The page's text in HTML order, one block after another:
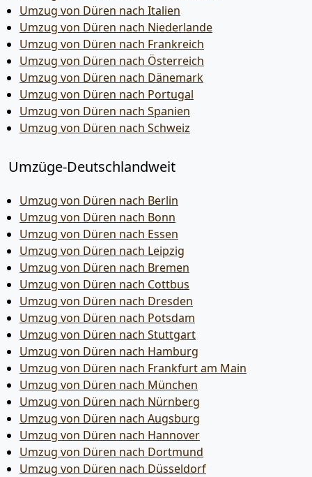
Umzug von Düren nach Italien
Umzug von Düren nach Niederlande
Umzug von Düren nach Frankreich
Umzug von Düren nach Österreich
Umzug von Düren nach Dänemark
Umzug von Düren nach Portugal
Umzug von Düren nach Spanien
Umzug von Düren nach Schweiz
Umzüge-Deutschlandweit
Umzug von Düren nach Berlin
Umzug von Düren nach Bonn
Umzug von Düren nach Essen
Umzug von Düren nach Leipzig
Umzug von Düren nach Bremen
Umzug von Düren nach Cottbus
Umzug von Düren nach Dresden
Umzug von Düren nach Potsdam
Umzug von Düren nach Stuttgart
Umzug von Düren nach Hamburg
Umzug von Düren nach Frankfurt am Main
Umzug von Düren nach München
Umzug von Düren nach Nürnberg
Umzug von Düren nach Augsburg
Umzug von Düren nach Hannover
Umzug von Düren nach Dortmund
Umzug von Düren nach Düsseldorf